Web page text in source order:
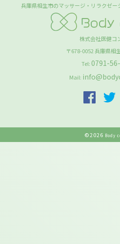
兵庫県相生市のマッサージ・リラクゼ
株式会社医健コ
〒678-0052兵庫県相
Tel: 0791-
Mail:
©2026 Body